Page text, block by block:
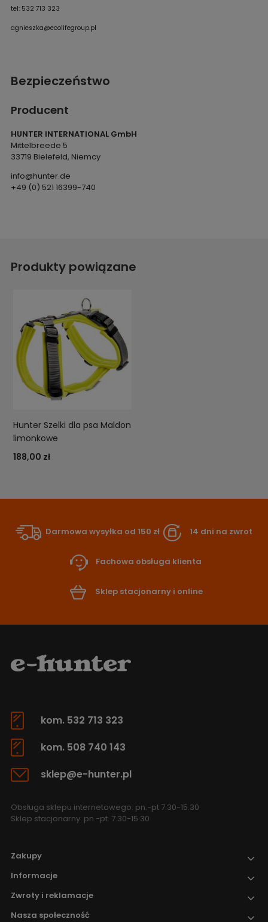
tel: 532 713 323
agnieszka@ecolifegroup.pl
Bezpieczeństwo
Producent
HUNTER INTERNATIONAL GmbH
Mittelbreede 5
33719 Bielefeld, Niemcy
info@hunter.de
+49 (0) 521 16399-740
Produkty powiązane
Hunter Szelki dla psa Maldon
limonkowe
188,00 zł
Darmowa wysyłka od 150 zł 14 dni na zwrot
Fachowa obsługa klienta
Sklep stacjonarny i online
kom. 532 713 323
kom. 508 740 143
sklep@e-hunter.pl
Obsługa sklepu internetowego: pn.-pt 7.30-15.30
Sklep stacjonarny: pn.-pt. 7.30-15.30
Zakupy
Informacje
Zwroty i reklamacje
Nasza społeczność